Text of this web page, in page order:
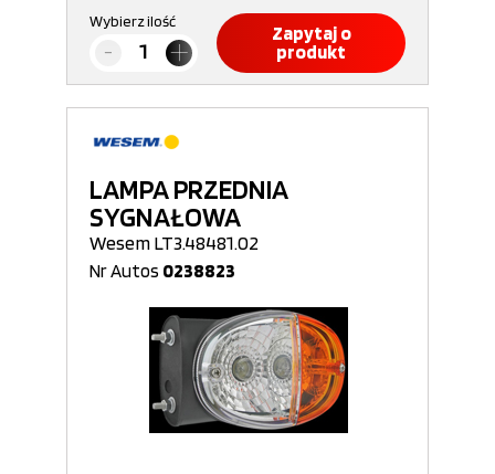
Wybierz ilość
Zapytaj o
produkt
LAMPA PRZEDNIA
SYGNAŁOWA
Wesem LT3.48481.02
Nr Autos 0238823